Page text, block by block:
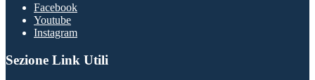
Facebook
Youtube
Instagram
Sezione Link Utili